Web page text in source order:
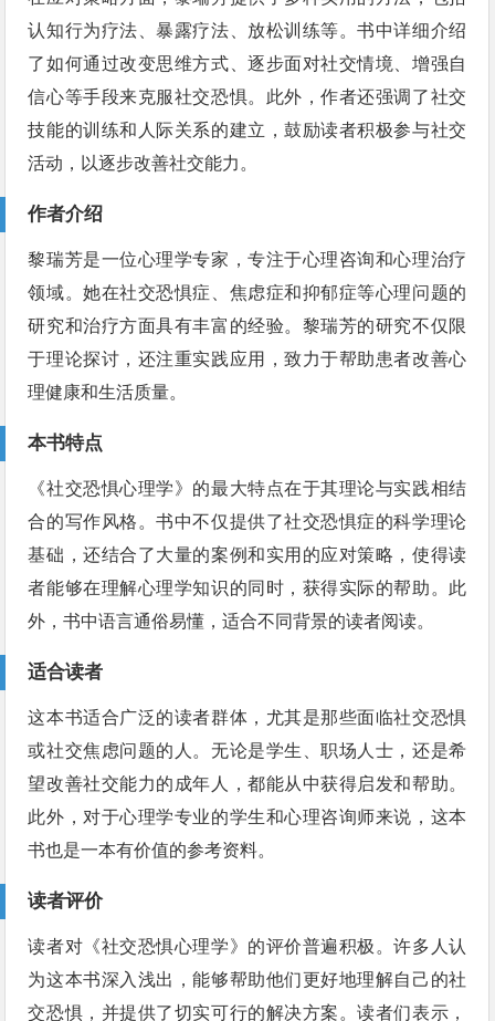
认知行为疗法、暴露疗法、放松训练等。书中详细介绍
了如何通过改变思维方式、逐步面对社交情境、增强自
信心等手段来克服社交恐惧。此外，作者还强调了社交
技能的训练和人际关系的建立，鼓励读者积极参与社交
活动，以逐步改善社交能力。
作者介绍
黎瑞芳是一位心理学专家，专注于心理咨询和心理治疗
领域。她在社交恐惧症、焦虑症和抑郁症等心理问题的
研究和治疗方面具有丰富的经验。黎瑞芳的研究不仅限
于理论探讨，还注重实践应用，致力于帮助患者改善心
理健康和生活质量。
本书特点
《社交恐惧心理学》的最大特点在于其理论与实践相结
合的写作风格。书中不仅提供了社交恐惧症的科学理论
基础，还结合了大量的案例和实用的应对策略，使得读
者能够在理解心理学知识的同时，获得实际的帮助。此
外，书中语言通俗易懂，适合不同背景的读者阅读。
适合读者
这本书适合广泛的读者群体，尤其是那些面临社交恐惧
或社交焦虑问题的人。无论是学生、职场人士，还是希
望改善社交能力的成年人，都能从中获得启发和帮助。
此外，对于心理学专业的学生和心理咨询师来说，这本
书也是一本有价值的参考资料。
读者评价
读者对《社交恐惧心理学》的评价普遍积极。许多人认
为这本书深入浅出，能够帮助他们更好地理解自己的社
交恐惧，并提供了切实可行的解决方案。读者们表示，